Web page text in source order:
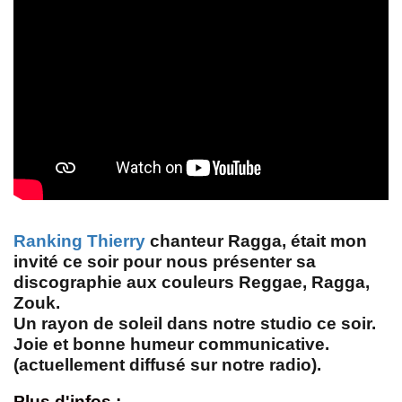
Ranking Thierry chanteur Ragga, était mon
invité ce soir pour nous présenter sa
discographie aux couleurs Reggae, Ragga,
Zouk.
Un rayon de soleil dans notre studio ce soir.
Joie et bonne humeur communicative.
(actuellement diffusé sur notre radio).